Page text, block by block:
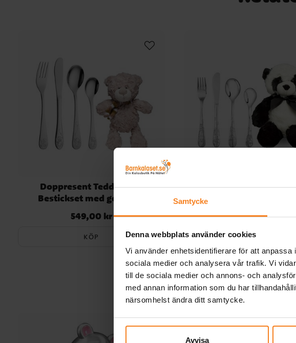
Samtycke
Denna webbplats använder cookies
Vi använder enhetsidentifierare för att
sociala medier och analysera vår trafik. Vi
till de sociala medier och annons- och
med annan information som du har
närsomhelst ändra ditt samtycke.
Avvisa
Doppresent Teddybjörn
Bestickset med gosedjur
Pris:549,00 kr
549,00 kr
KÖP
Doppresent Bestickset
Pris:549,00 kr
549,00 kr
KÖP